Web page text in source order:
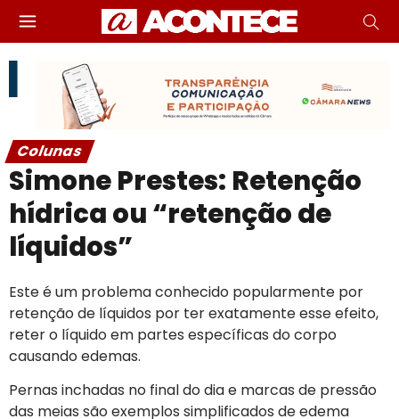
Colunas
Simone Prestes: Retenção
hídrica ou “retenção de
líquidos”
Este é um problema conhecido popularmente por
retenção de líquidos por ter exatamente esse efeito,
reter o líquido em partes específicas do corpo
causando edemas.
Pernas inchadas no final do dia e marcas de pressão
das meias são exemplos simplificados de edema